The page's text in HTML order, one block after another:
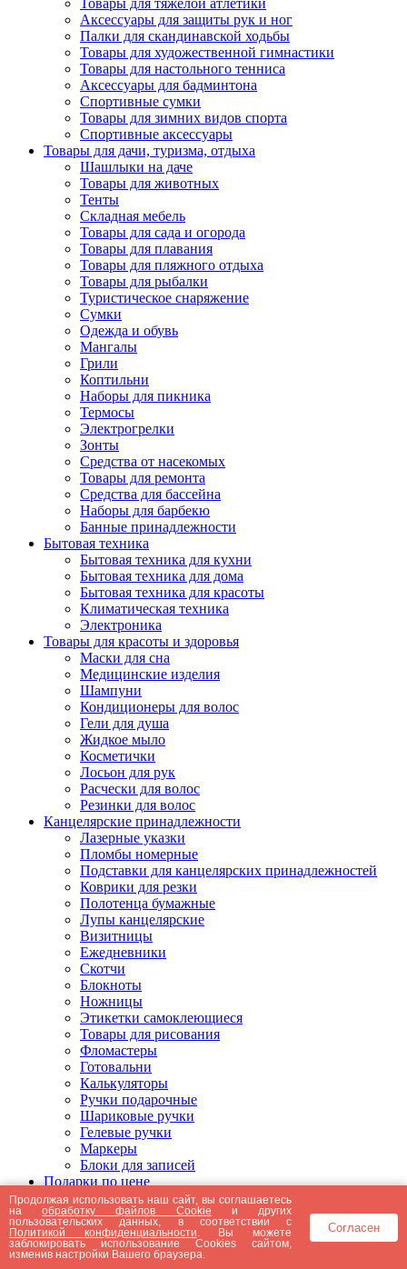
Товары для тяжелой атлетики
Аксессуары для защиты рук и ног
Палки для скандинавской ходьбы
Товары для художественной гимнастики
Товары для настольного тенниса
Аксессуары для бадминтона
Спортивные сумки
Товары для зимних видов спорта
Спортивные аксессуары
Товары для дачи, туризма, отдыха
Шашлыки на даче
Товары для животных
Тенты
Складная мебель
Товары для сада и огорода
Товары для плавания
Товары для пляжного отдыха
Товары для рыбалки
Туристическое снаряжение
Сумки
Одежда и обувь
Мангалы
Грили
Коптильни
Наборы для пикника
Термосы
Электрогрелки
Зонты
Средства от насекомых
Товары для ремонта
Средства для бассейна
Наборы для барбекю
Банные принадлежности
Бытовая техника
Бытовая техника для кухни
Бытовая техника для дома
Бытовая техника для красоты
Климатическая техника
Электроника
Товары для красоты и здоровья
Маски для сна
Медицинские изделия
Шампуни
Кондиционеры для волос
Гели для душа
Жидкое мыло
Косметички
Лосьон для рук
Расчески для волос
Резинки для волос
Канцелярские принадлежности
Лазерные указки
Пломбы номерные
Подставки для канцелярских принадлежностей
Коврики для резки
Полотенца бумажные
Лупы канцелярские
Визитницы
Ежедневники
Скотчи
Блокноты
Ножницы
Этикетки самоклеющиеся
Товары для рисования
Фломастеры
Готовальни
Калькуляторы
Ручки подарочные
Шариковые ручки
Гелевые ручки
Маркеры
Блоки для записей
Подарки по цене
Подарки от 5000 рублей
Подарки до 5000 рублей
Подарки до 3000 рублей
Подарки до 2000 рублей
Подарки до 1000 рублей
Продолжая использовать наш сайт, вы соглашаетесь
наобработку файлов Cookie и других
пользовательских данных, в соответствии с
Политикой конфиденциальности . Вы можете
заблокировать использование Cookies сайтом,
изменив настройки Вашего браузера.
Согласен